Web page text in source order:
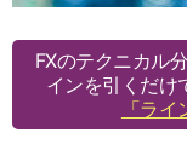
FXのテクニカル
インを引くだけ
「ライ